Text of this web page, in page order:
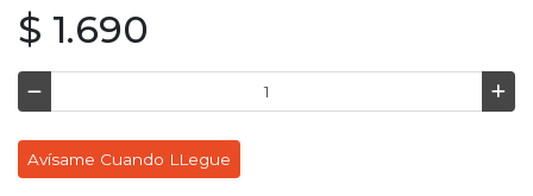
$ 1.690
Avísame Cuando LLegue